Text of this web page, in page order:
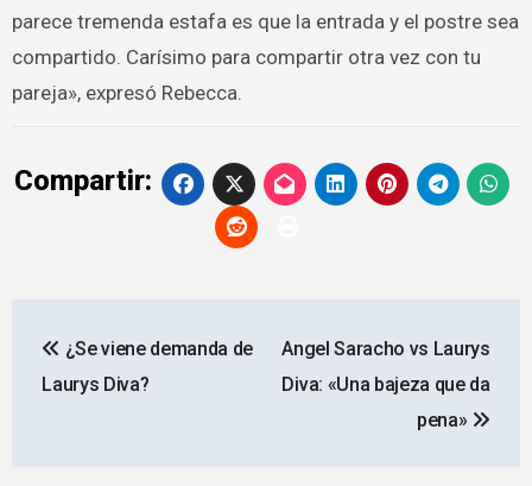
parece tremenda estafa es que la entrada y el postre sea
compartido. Carísimo para compartir otra vez con tu
pareja», expresó Rebecca.
Compartir:
de
¿Se viene demanda de
Laurys Diva?
Angel Saracho vs Laurys
Diva: «Una bajeza que da
pena»